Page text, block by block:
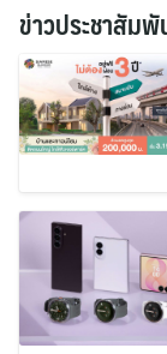
ข่าวประชาสัม